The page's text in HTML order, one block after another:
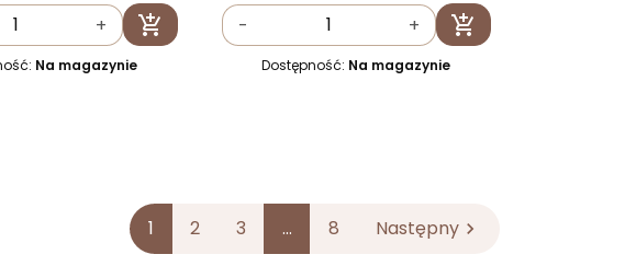
+ 
Dodaj do koszyka
Na magazynie
- + 
Dodaj do koszyka
Dostępność: Na magazynie
1 2 3 … 8 Następny